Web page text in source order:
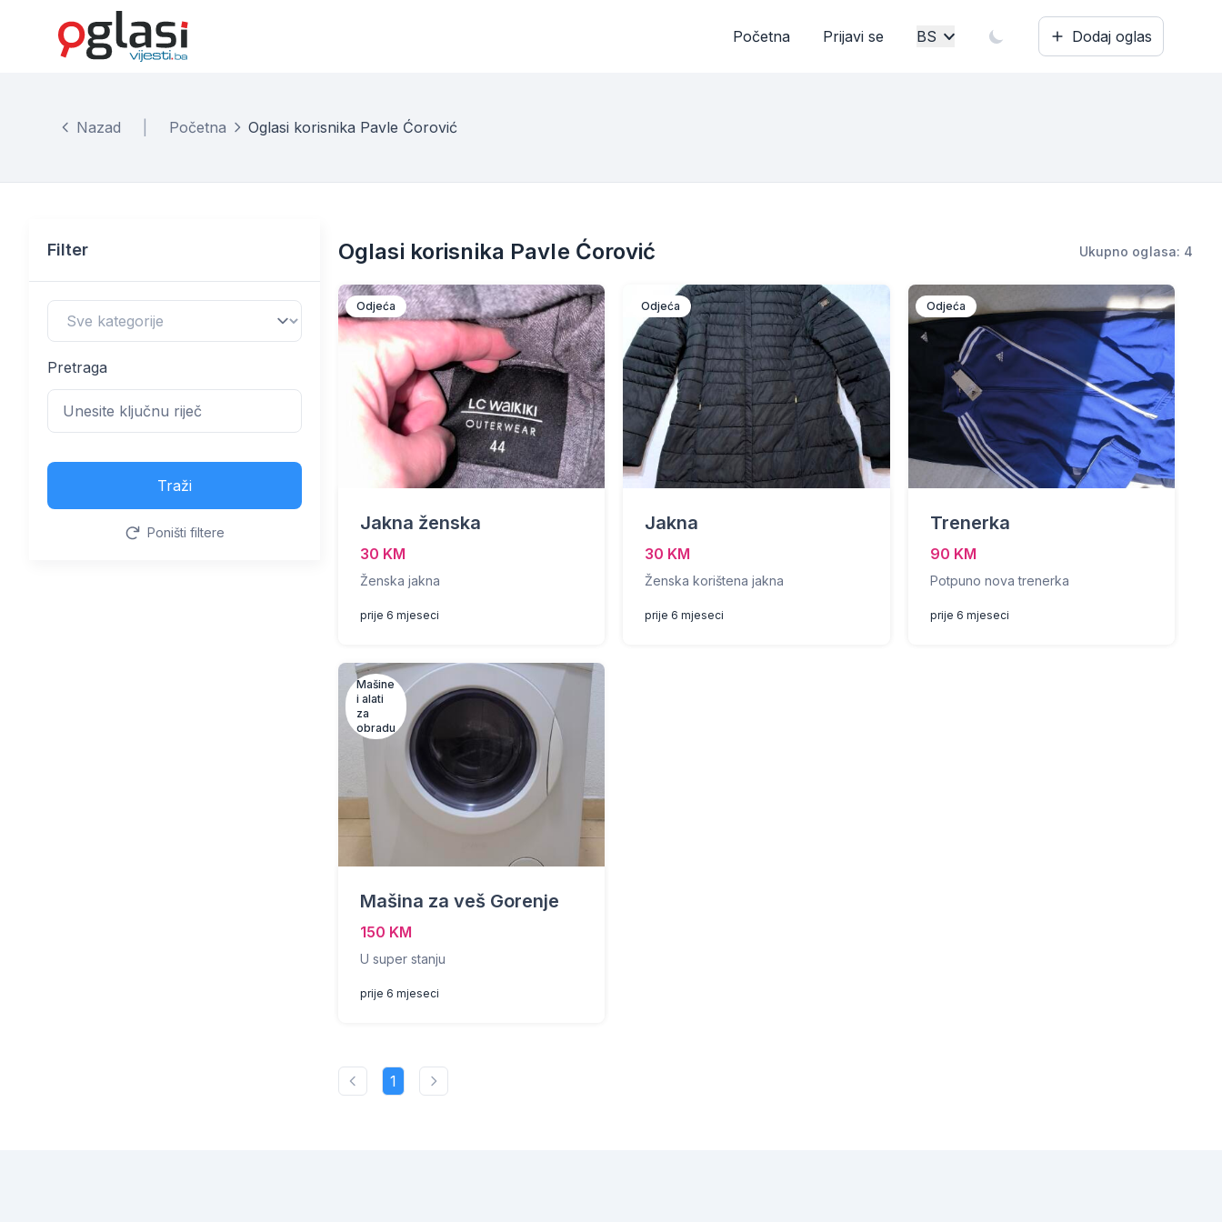
Početna Prijavi se BS Dodaj oglas
Nazad Početna Oglasi korisnika Pavle Ćorović
Filter
Pretraga
Traži
Poništi filtere
Oglasi korisnika Pavle Ćorović Ukupno oglasa: 4
Odjeća
Jakna ženska
30 KM
Ženska jakna
prije 6 mjeseci
Odjeća
Jakna
30 KM
Ženska korištena jakna
prije 6 mjeseci
Odjeća
Trenerka
90 KM
Potpuno nova trenerka
prije 6 mjeseci
Mašine
i alati
za
obradu
Mašina za veš Gorenje
150 KM
U super stanju
prije 6 mjeseci
1